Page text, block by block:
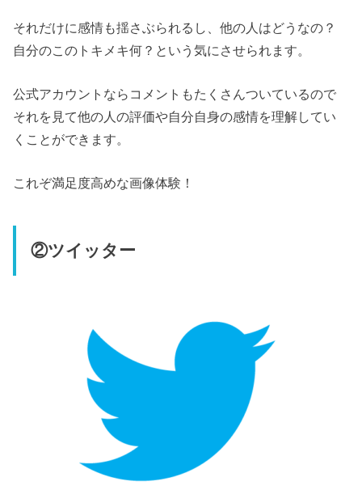
それだけに感情も揺さぶられるし、他の人はどうなの？
自分のこのトキメキ何？という気にさせられます。
公式アカウントならコメントもたくさんついているので
それを見て他の人の評価や自分自身の感情を理解してい
くことができます。
これぞ満足度高めな画像体験！
②ツイッター